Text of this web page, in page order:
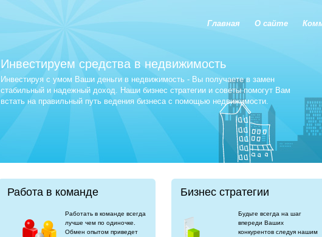
Главная О сайте
Инвестируем средства в недвижимость
Инвестируя с умом Ваши деньги в недвижимость - Вы получаете в замен
стабильный и надежный доход. Наши бизнес стратегии и советы помогут Вам
встать на правильный путь ведения бизнеса с помощью недвижимости.
Работа в команде
Работать в команде всегда
лучше чем по одиночке.
Обмен опытом приведет
Бизнес стратегии
Будьте всегда на шаг
впереди Ваших
конкурентов следуя нашим